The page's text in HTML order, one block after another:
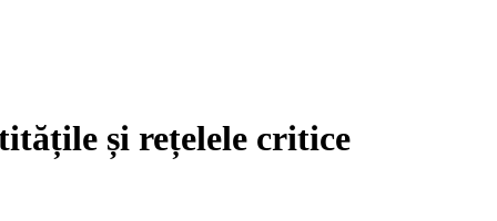
și rețelele critice